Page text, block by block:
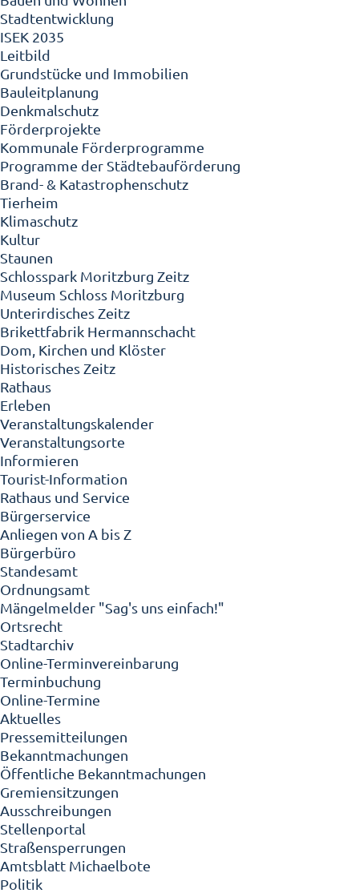
Stadtentwicklung
ISEK 2035
Leitbild
Grundstücke und Immobilien
Bauleitplanung
Denkmalschutz
Förderprojekte
Kommunale Förderprogramme
Programme der Städtebauförderung
Brand- & Katastrophenschutz
Tierheim
Klimaschutz
Kultur
Staunen
Schlosspark Moritzburg Zeitz
Museum Schloss Moritzburg
Unterirdisches Zeitz
Brikettfabrik Hermannschacht
Dom, Kirchen und Klöster
Historisches Zeitz
Rathaus
Erleben
Veranstaltungskalender
Veranstaltungsorte
Informieren
Tourist-Information
Rathaus und Service
Bürgerservice
Anliegen von A bis Z
Bürgerbüro
Standesamt
Ordnungsamt
Mängelmelder "Sag's uns einfach!"
Ortsrecht
Stadtarchiv
Online-Terminvereinbarung
Terminbuchung
Online-Termine
Aktuelles
Pressemitteilungen
Bekanntmachungen
Öffentliche Bekanntmachungen
Gremiensitzungen
Ausschreibungen
Stellenportal
Straßensperrungen
Amtsblatt Michaelbote
Politik